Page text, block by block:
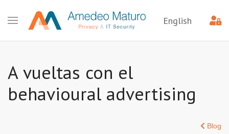
English
A vueltas con el
behavioural advertising
Blog